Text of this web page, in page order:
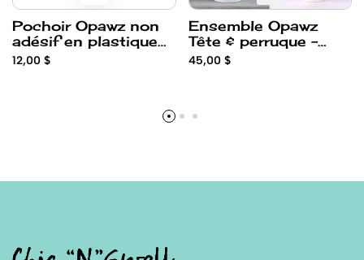
Pochoir Opawz non
adésif en plastique
de motif animal
12,00 $
Ensemble Opawz
Tête & perruque -
ModelDog
45,00 $